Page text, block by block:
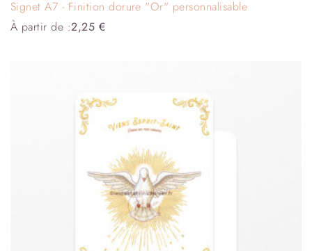
Signet A7 - Finition dorure "Or" personnalisable
À partir de :2,25 €